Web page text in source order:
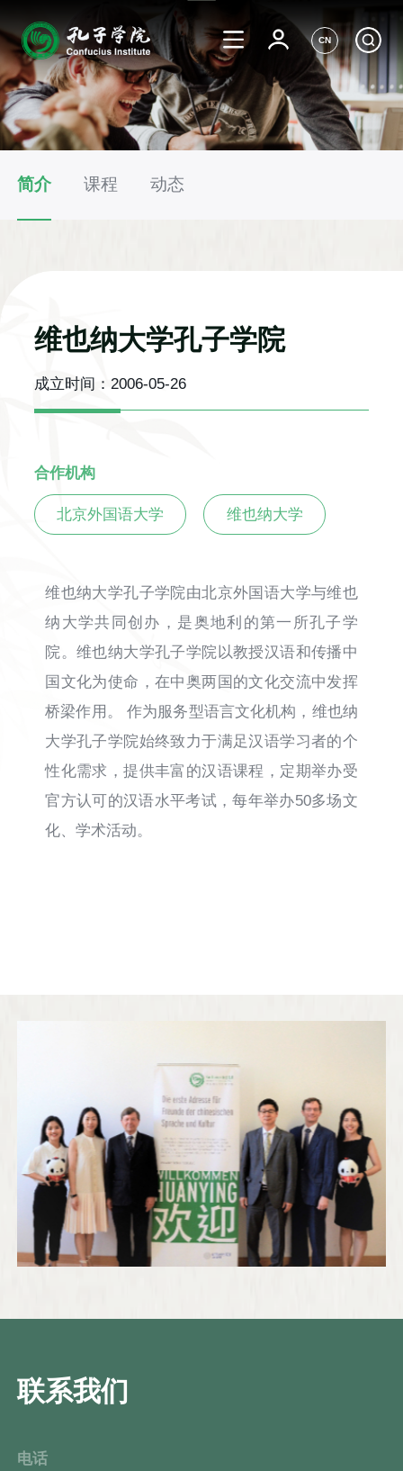
CN
简介 课程 动态
维也纳大学孔子学院
成立时间： 2006-05-26
合作机构
北京外国语大学 维也纳大学
维也纳大学孔子学院由北京外国语大学与维也
纳大学共同创办，是奥地利的第一所孔子学
院。维也纳大学孔子学院以教授汉语和传播中
国文化为使命，在中奥两国的文化交流中发挥
桥梁作用。 作为服务型语言文化机构，维也纳
大学孔子学院始终致力于满足汉语学习者的个
性化需求，提供丰富的汉语课程，定期举办受
官方认可的汉语水平考试，每年举办50多场文
化、学术活动。
联系我们
电话